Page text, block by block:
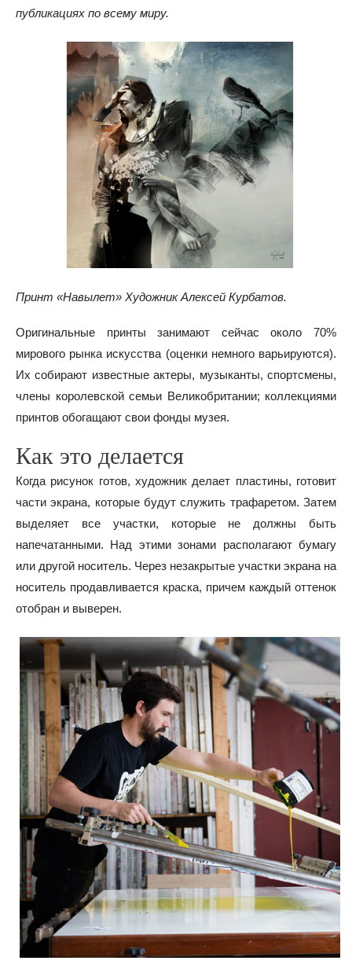
публикациях по всему миру.
Принт «Навылет» Художник Алексей Курбатов.
Оригинальные принты занимают сейчас около 70%
мирового рынка искусства (оценки немного варьируются).
Их собирают известные актеры, музыканты, спортсмены,
члены королевской семьи Великобритании; коллекциями
принтов обогащают свои фонды музея.
Как это делается
Когда рисунок готов, художник делает пластины, готовит
части экрана, которые будут служить трафаретом. Затем
выделяет все участки, которые не должны быть
напечатанными. Над этими зонами располагают бумагу
или другой носитель. Через незакрытые участки экрана на
носитель продавливается краска, причем каждый оттенок
отобран и выверен.